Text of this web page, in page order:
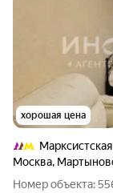
хорошая цена
Марксистская
Москва,
Номер объекта: